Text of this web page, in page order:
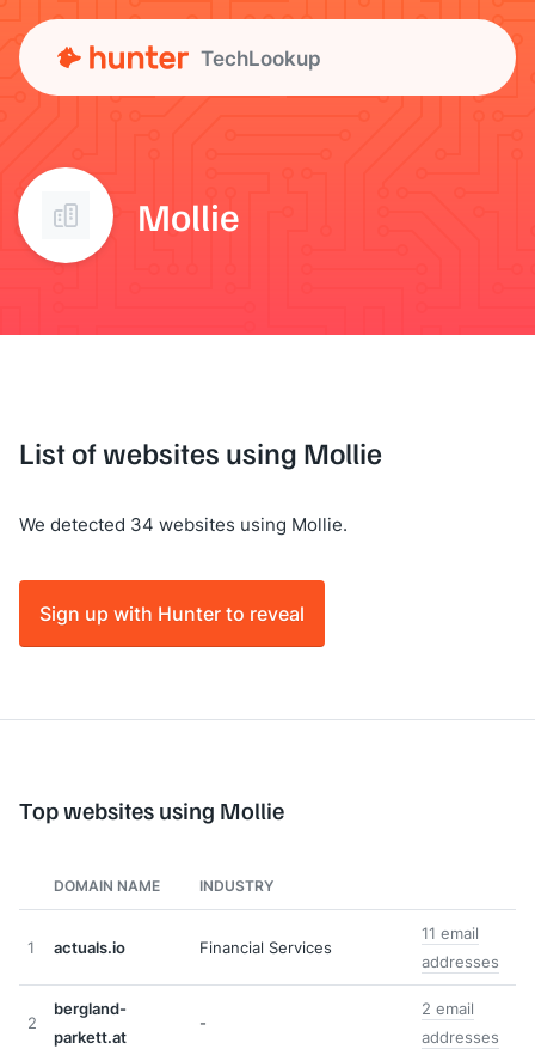
TechLookup
Mollie
List of websites using Mollie
We detected 34 websites using Mollie.
Sign up with Hunter to reveal
Top websites using Mollie
DOMAIN NAME INDUSTRY
1 actuals.io Financial Services
11 email
addresses
2
bergland-
parkett.at
-
2 email
addresses